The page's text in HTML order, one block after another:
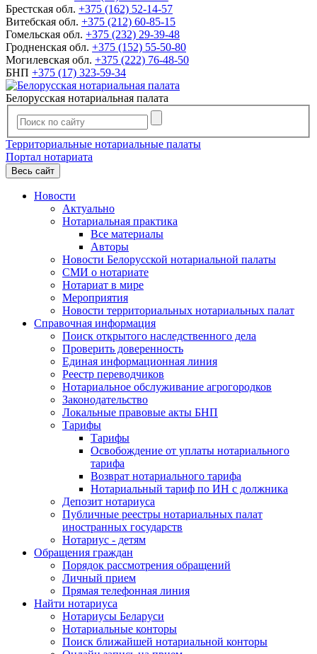
Брестская обл. +375 (162) 52-14-57
Витебская обл. +375 (212) 60-85-15
Гомельская обл. +375 (232) 29-39-48
Гродненская обл. +375 (152) 55-50-80
Могилевская обл. +375 (222) 76-48-50
БНП +375 (17) 323-59-34
Белорусская нотариальная палата
Территориальные нотариальные палаты
Портал нотариата
Весь сайт
Новости
Актуально
Нотариальная практика
Все материалы
Авторы
Новости Белорусской нотариальной палаты
СМИ о нотариате
Нотариат в мире
Мероприятия
Новости территориальных нотариальных палат
Справочная информация
Поиск открытого наследственного дела
Проверить доверенность
Единая информационная линия
Реестр переводчиков
Нотариальное обслуживание агрогородков
Законодательство
Локальные правовые акты БНП
Тарифы
Тарифы
Освобождение от уплаты нотариального
тарифа
Возврат нотариального тарифа
Нотариальный тариф по ИН с должника
Депозит нотариуса
Публичные реестры нотариальных палат
иностранных государств
Нотариус - детям
Обращения граждан
Порядок рассмотрения обращений
Личный прием
Прямая телефонная линия
Найти нотариуса
Нотариусы Беларуси
Нотариальные конторы
Поиск ближайшей нотариальной конторы